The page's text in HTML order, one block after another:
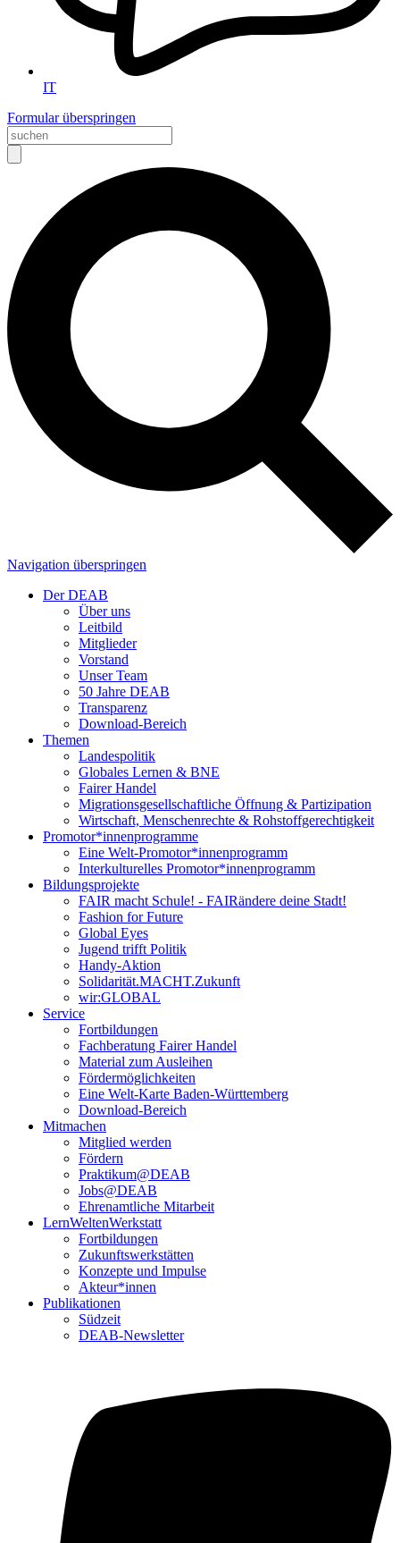
IT
Formular überspringen
Navigation überspringen
Der DEAB
Über uns
Leitbild
Mitglieder
Vorstand
Unser Team
50 Jahre DEAB
Transparenz
Download-Bereich
Themen
Landespolitik
Globales Lernen & BNE
Fairer Handel
Migrationsgesellschaftliche Öffnung & Partizipation
Wirtschaft, Menschenrechte & Rohstoffgerechtigkeit
Promotor*innen­programme
Eine Welt-Promotor*innenprogramm
Interkulturelles Promotor*innenprogramm
Bildungsprojekte
FAIR macht Schule! - FAIRändere deine Stadt!
Fashion for Future
Global Eyes
Jugend trifft Politik
Handy-Aktion
Solidarität.MACHT.Zukunft
wir:GLOBAL
Service
Fortbildungen
Fachberatung Fairer Handel
Material zum Ausleihen
Fördermöglichkeiten
Eine Welt-Karte Baden-Württemberg
Download-Bereich
Mitmachen
Mitglied werden
Fördern
Praktikum@DEAB
Jobs@DEAB
Ehrenamtliche Mitarbeit
LernWeltenWerkstatt
Fortbildungen
Zukunftswerkstätten
Konzepte und Impulse
Akteur*innen
Publikationen
Südzeit
DEAB-Newsletter